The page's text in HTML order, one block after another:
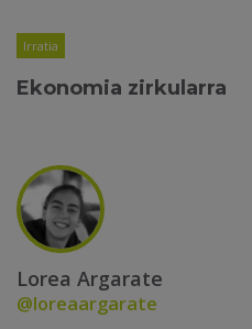
Irratia
Ekonomia zirkularra
Lorea Argarate
@loreaargarate